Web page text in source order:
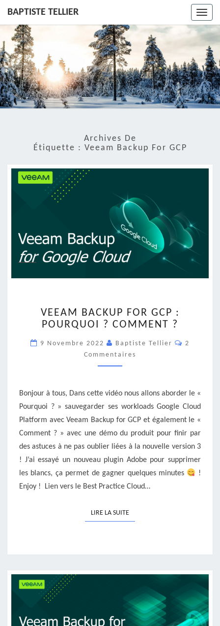
BAPTISTE TELLIER
Archives De
Étiquette : Veeam Backup For GCP
BACKUP
FOR
:
POURQUOI
?
?
VEEAM BACKUP FOR GCP :
POURQUOI ? COMMENT ?
9 Novembre 2022 Baptiste Tellier
2
Commentaires
Bonjour à tous, Dans cette vidéo nous allons aborder le «
Pourquoi ? » sauvegarder ses workloads Google Cloud
Platform avec Veeam Backup for GCP et également le «
Comment ? » avec une démo du produit pour finir par
des astuces à ne pas oublier liées à la nouvelle version 3
! J’ai essayé un nouveau plugin Adobe pour supprimer
les blancs, ça permet de gagner quelques minutes
!
Enjoy ! Lien vers le Best Practice Cloud…
LIRE LA SUITELIRE LA SUITE